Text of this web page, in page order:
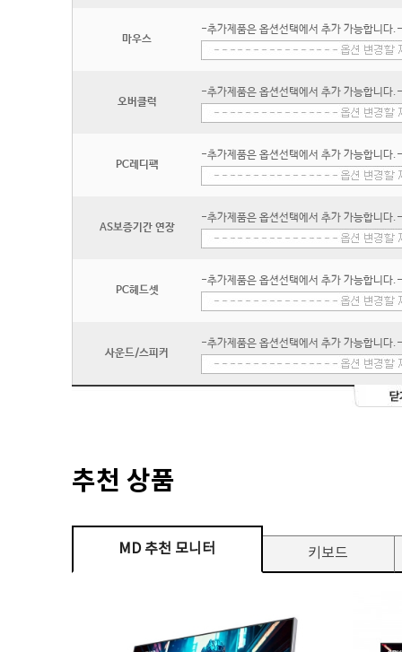
마우스
-추가제품은 옵션선택에서 추가 가능합니다.-
오버클럭
-추가제품은 옵션선택에서 추가 가능합니다.-
PC레디팩
-추가제품은 옵션선택에서 추가 가능합니다.-
AS보증기간 연장
-추가제품은 옵션선택에서 추가 가능합니다.-
PC헤드셋
-추가제품은 옵션선택에서 추가 가능합니다.-
사운드/스피커
-추가제품은 옵션선택에서 추가 가능합니다.-
추천 상품
MD 추천 모니터 키보드